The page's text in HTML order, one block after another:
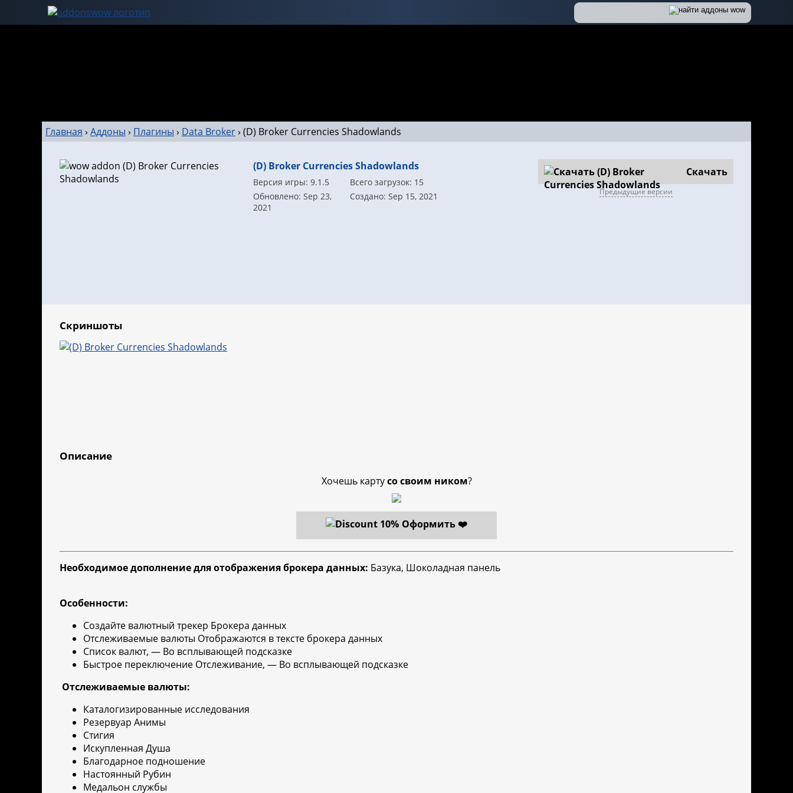
Главная › Аддоны › Плагины › Data Broker› (D) Broker Currencies Shadowlands
(D) Broker Currencies Shadowlands
Версия игры: 9.1.5
Всего загрузок: 15
Обновлено: Sep 23,
2021
Создано: Sep 15, 2021
Скачать
Предыдущие версии
Скриншоты
Описание
Хочешь картусо своим ником?
Оформить ❤️
Необходимое дополнение для отображения брокера данных: Базука, Шоколадная панель
Особенности:
Создайте валютный трекер Брокера данных
Отслеживаемые валюты Отображаются в тексте брокера данных
Список валют, — Во всплывающей подсказке
Быстрое переключение Отслеживание, — Во всплывающей подсказке
Отслеживаемые валюты:
Каталогизированные исследования
Резервуар Анимы
Стигия
Искупленная Душа
Благодарное подношение
Настоянный Рубин
Медальон службы